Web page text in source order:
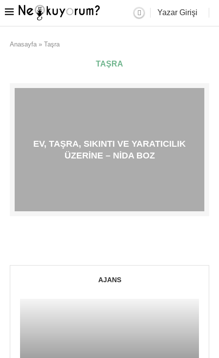
Yazar Girişi
Anasayfa » Taşra
TAŞRA
EV, TAŞRA, SIKINTI VE YARATICILIK
ÜZERINE – NIDA BOZ
AJANS